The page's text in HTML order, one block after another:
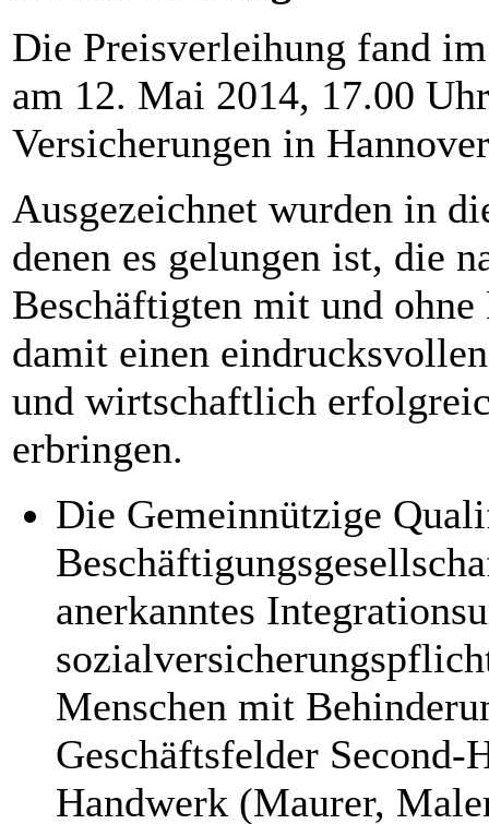
Die Preisverleihung fand
am 12. Mai 2014, 17.00
Versicherungen in
Ausgezeichnet wurden in
denen es gelungen ist, die
Beschäftigten mit und
damit einen
und wirtschaftlich
erbringen.
Die Gemeinnützige
anerkanntes
Menschen mit
Geschäftsfelder Second-
Handwerk (Maurer,